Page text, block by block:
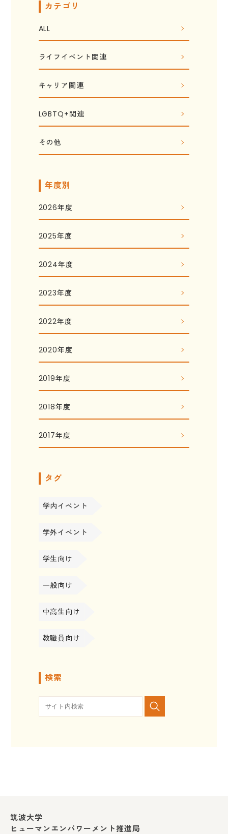
カテゴリ
ALL
ライフイベント関連
キャリア関連
LGBTQ+関連
その他
年度別
2026年度
2025年度
2024年度
2023年度
2022年度
2020年度
2019年度
2018年度
2017年度
タグ
学内イベント
学外イベント
学生向け
一般向け
中高生向け
教職員向け
検索
筑波大学
ヒューマンエンパワーメント推進局